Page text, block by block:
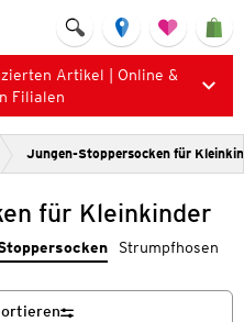
Artikel | Online &
Filialen
Jungen-Stoppersocken für
für Kleinkinder
Strumpfhosen